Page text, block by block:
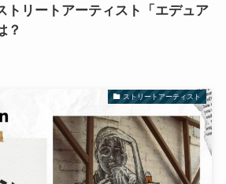
トリートアーティスト「エデュア
？
ストリートアーティスト